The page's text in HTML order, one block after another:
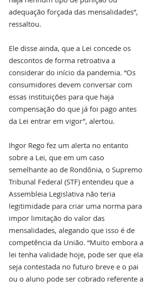
adequação forçada das mensalidades”,
ressaltou.
Ele disse ainda, que a Lei concede os
descontos de forma retroativa a
considerar do início da pandemia. “Os
consumidores devem conversar com
essas instituições para que haja
compensação do que já foi pago antes
da Lei entrar em vigor”, alertou.
Ihgor Rego fez um alerta no entanto
sobre a Lei, que em um caso
semelhante ao de Rondônia, o Supremo
Tribunal Federal (STF) entendeu que a
Assembleia Legislativa não teria
legitimidade para criar uma norma para
impor limitação do valor das
mensalidades, alegando que isso é de
competência da União. “Muito embora a
lei tenha validade hoje, pode ser que ela
seja contestada no futuro breve e o pai
ou o aluno pode ser cobrado referente a